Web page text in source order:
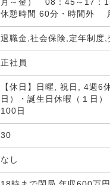
月～金） 08：45～17：
休憩時間 60分・時間外
退職金,社会保険,定年制度
正社員
【休日】日曜, 祝日, 4週6
日）・誕生日休暇（１日
100日
30
なし